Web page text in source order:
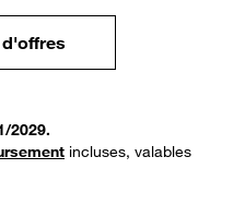
2029.
incluses, valables